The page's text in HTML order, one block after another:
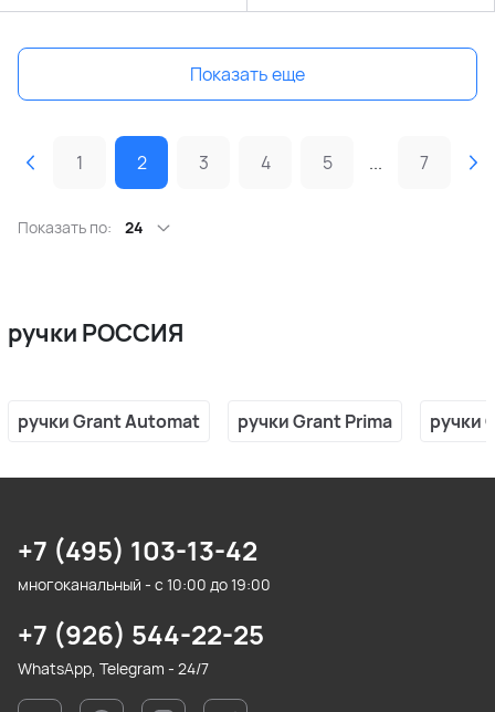
Показать еще
1 2 3 4 5 ... 7
Показать по: 24
ручки РОССИЯ
ручки Grant Automat ручки Grant Prima ручки
+7 (495) 103-13-42
многоканальный - с 10:00 до 19:00
+7 (926) 544-22-25
WhatsApp, Telegram - 24/7